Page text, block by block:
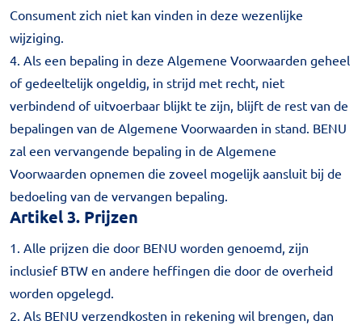
Consument zich niet kan vinden in deze wezenlijke
wijziging.
4. Als een bepaling in deze Algemene Voorwaarden geheel
of gedeeltelijk ongeldig, in strijd met recht, niet
verbindend of uitvoerbaar blijkt te zijn, blijft de rest van de
bepalingen van de Algemene Voorwaarden in stand. BENU
zal een vervangende bepaling in de Algemene
Voorwaarden opnemen die zoveel mogelijk aansluit bij de
bedoeling van de vervangen bepaling.
Artikel 3. Prijzen
1. Alle prijzen die door BENU worden genoemd, zijn
inclusief BTW en andere heffingen die door de overheid
worden opgelegd.
2. Als BENU verzendkosten in rekening wil brengen, dan